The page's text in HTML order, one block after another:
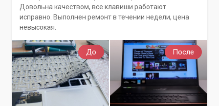
До После
Довольна качеством, все клавиши работают
исправно. Выполнен ремонт в течении недели, цена
невысокая.